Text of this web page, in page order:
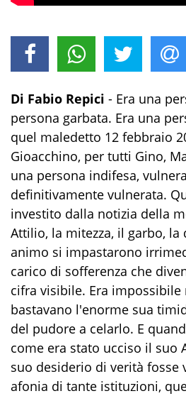
Di Fabio Repici - Era una
persona garbata. Era una
quel maledetto 12 febbraio
Gioacchino, per tutti Gino,
una persona indifesa,
definitivamente vulnerata.
investito dalla notizia della
Attilio, la mitezza, il garbo, la
animo si impastarono
carico di sofferenza che
cifra visibile. Era
bastavano l'enorme sua
del pudore a celarlo. E
come era stato ucciso il suo
suo desiderio di verità fosse
afonia di tante istituzioni,